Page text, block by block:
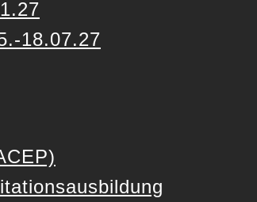
18.07.27